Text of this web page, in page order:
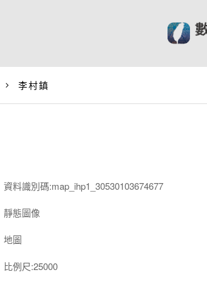
李村鎮
資料識別碼:map_ihp1_30530103674677
靜態圖像
地圖
比例尺:25000